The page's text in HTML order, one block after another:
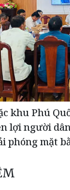
khu Phú
lợi người
phóng mặt